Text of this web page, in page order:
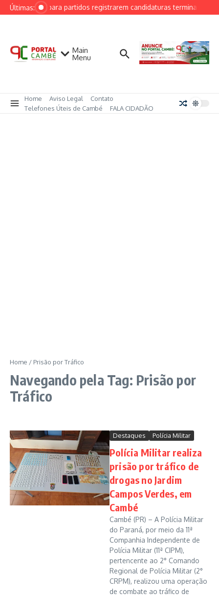
Ir para o conteúdo
Últimas:Prazo para partidos registrarem candidaturas termina em 15
Main
Menu
Home Aviso Legal
Contato
Telefones Úteis de Cambé
FALA CIDADÃO
Home / Prisão por Tráfico
Navegando pela Tag: Prisão por
Tráfico
Destaques Polícia Militar
Polícia Militar realiza
prisão por tráfico de
drogas no Jardim
Campos Verdes, em
Cambé
Cambé (PR) – A Polícia Militar
do Paraná, por meio da 11ª
Companhia Independente de
Polícia Militar (11ª CIPM),
pertencente ao 2° Comando
Regional de Polícia Militar (2°
CRPM), realizou uma operação
de combate ao tráfico de